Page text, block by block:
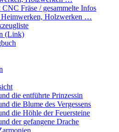
CNC Fräse / gesammelte Infos
Heimwerken, Holzwerken …
(Link)
die entführte Prinzessin
die Blume des Vergessens
die Höhle der Feuersteine
der gefangene Drache